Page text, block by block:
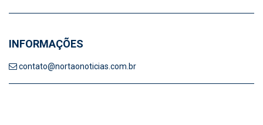
INFORMAÇÕES
contato@nortaonoticias.com.br